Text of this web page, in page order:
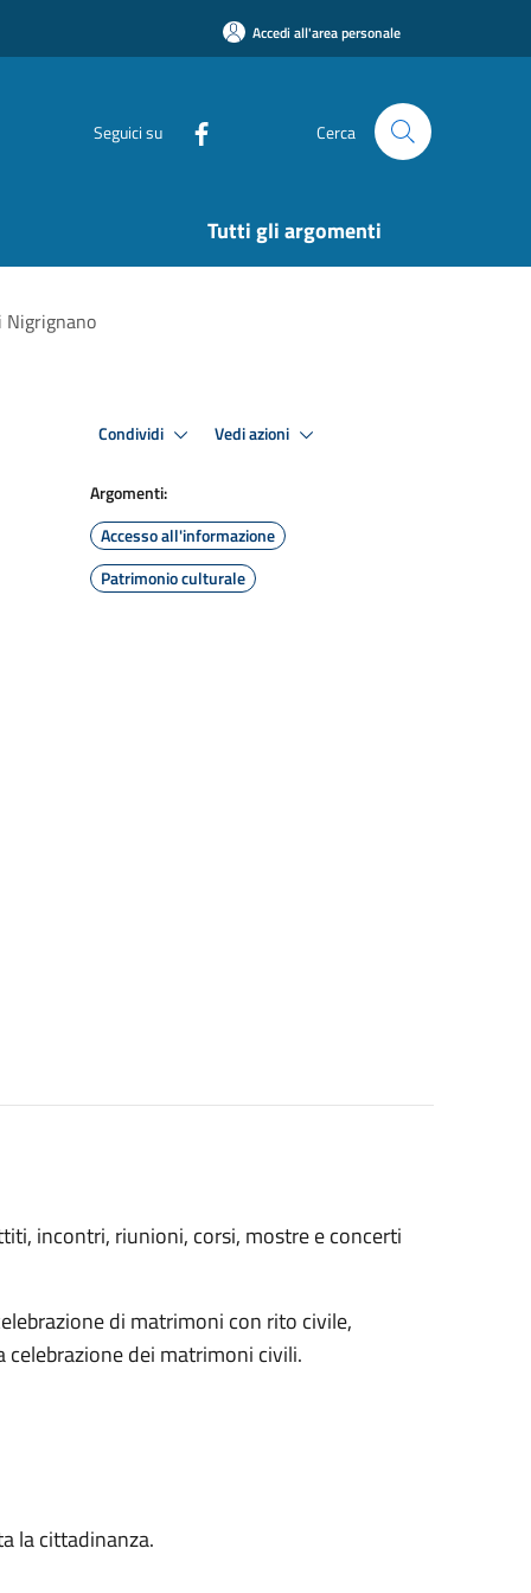
Accedi all'area personale
Seguici su Cerca
Tutti gli argomenti
Nigrignano
Condividi Vedi azioni
Argomenti:
Accesso all'informazione
Patrimonio culturale
incontri, riunioni, corsi, mostre e concerti
di matrimoni con rito civile,
celebrazione dei matrimoni civili.
la cittadinanza.